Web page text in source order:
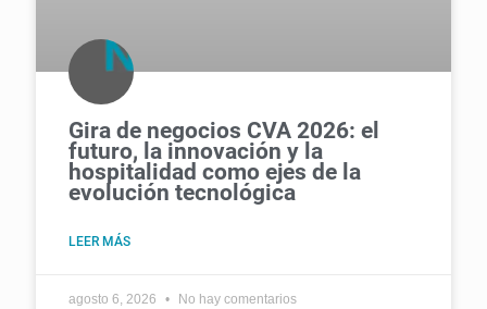
Gira de negocios CVA 2026: el
futuro, la innovación y la
hospitalidad como ejes de la
evolución tecnológica
LEER MÁS
agosto 6, 2026 No hay comentarios